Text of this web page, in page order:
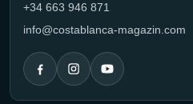
+34 663 946 871
info@costablanca-magazin.com